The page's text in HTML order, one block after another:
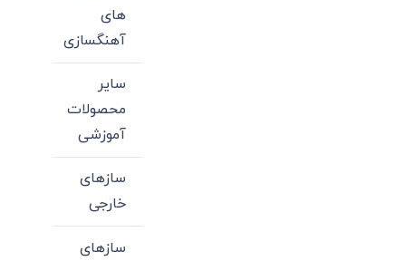
های
آهنگسازی
سایر
محصولات
آموزشی
سازهای
خارجی
سازهای